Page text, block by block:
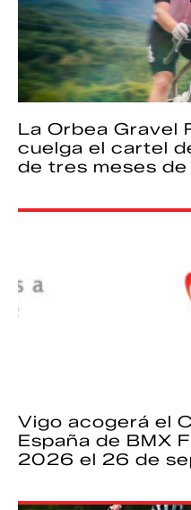
La Orbea Gravel
cuelga el cartel
de tres meses
Vigo acogerá el
España de BMX
2026 el 26 de